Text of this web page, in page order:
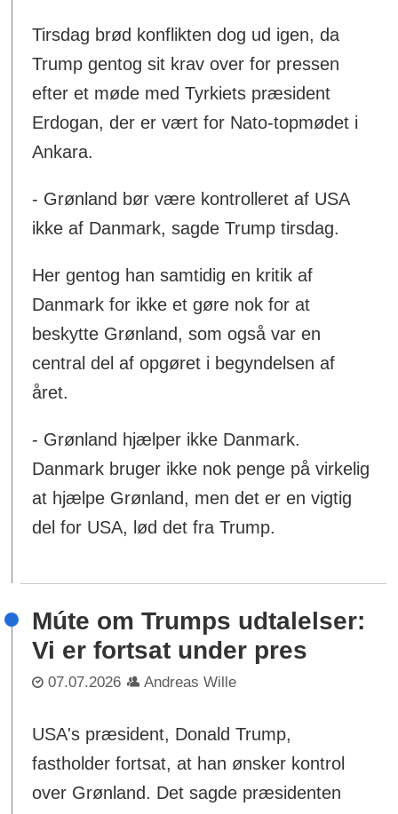
Tirsdag brød konflikten dog ud igen, da
Trump gentog sit krav over for pressen
efter et møde med Tyrkiets præsident
Erdogan, der er vært for Nato-topmødet i
Ankara.
- Grønland bør være kontrolleret af USA
ikke af Danmark, sagde Trump tirsdag.
Her gentog han samtidig en kritik af
Danmark for ikke et gøre nok for at
beskytte Grønland, som også var en
central del af opgøret i begyndelsen af
året.
- Grønland hjælper ikke Danmark.
Danmark bruger ikke nok penge på virkelig
at hjælpe Grønland, men det er en vigtig
del for USA, lød det fra Trump.
Múte om Trumps udtalelser:
Vi er fortsat under pres
07.07.2026 Andreas Wille
USA's præsident, Donald Trump,
fastholder fortsat, at han ønsker kontrol
over Grønland. Det sagde præsidenten